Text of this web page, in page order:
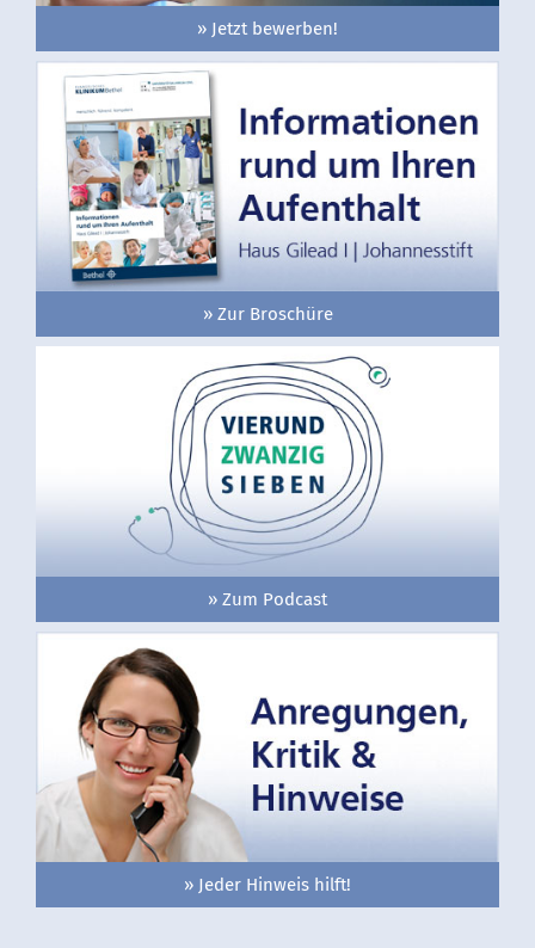
» Jetzt bewerben!
» Zur Broschüre
» Zum Podcast
» Jeder Hinweis hilft!